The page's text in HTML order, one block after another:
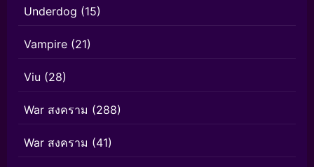
Underdog (15)
Vampire (21)
Viu (28)
War สงคราม (288)
War สงคราม (41)